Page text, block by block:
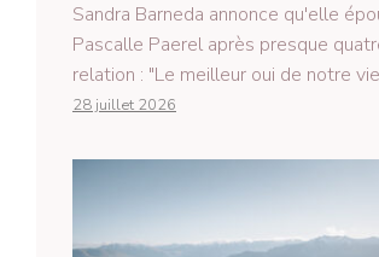
Sandra Barneda annonce qu'elle
Pascalle Paerel après presque
relation : "Le meilleur oui de notre
28 juillet 2026